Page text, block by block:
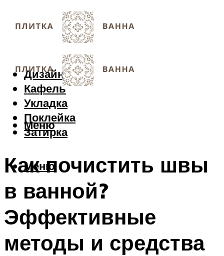
Дизайн
Кафель
Укладка
Поклейка
Затирка
Меню
Меню
Как почистить швы
в ванной?
Эффективные
методы и средства